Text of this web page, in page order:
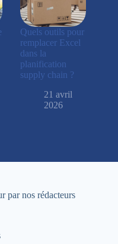
Quels outils pour
remplacer Excel
dans la
planification
supply chain ?
21 avril
2026
par nos rédacteurs